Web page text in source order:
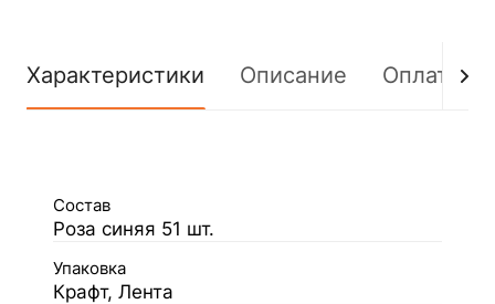
Характеристики Описание Оплата
Состав
Роза синяя 51 шт.
Упаковка
Крафт, Лента